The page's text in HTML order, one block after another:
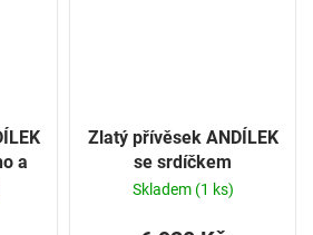
a
Zlatý přívěsek ANDÍLEK
se srdíčkem
Skladem (1 ks)